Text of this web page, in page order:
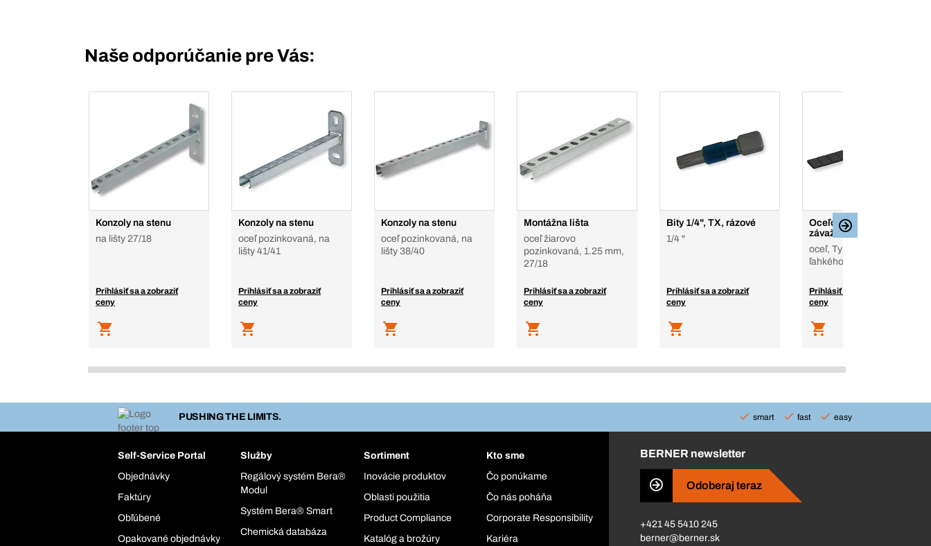
Naše odporúčanie pre Vás:
Konzoly na stenu
na lišty 27/18
Prihlásiť sa a zobraziť
ceny
Konzoly na stenu
oceľ pozinkovaná, na
lišty 41/41
Prihlásiť sa a zobraziť
ceny
Konzoly na stenu
oceľ pozinkovaná, na
lišty 38/40
Prihlásiť sa a zobraziť
ceny
Montážna lišta
oceľ žiarovo
pozinkovaná, 1.25 mm,
27/18
Prihlásiť sa a zobraziť
ceny
Bity 1/4", TX, rázové
1/4 "
Prihlásiť sa a zobraziť
ceny
Oceľové naliepacie
závažia, typ 397B
oceľ, Typ 397B, ráf z
ľahkého kovu, čierne
Prihlásiť sa a zobraziť
ceny
PUSHING THE LIMITS. smart fast easy
Self-Service Portal
Objednávky
Faktúry
Obľúbené
Opakované objednávky
Služby
Regálový systém Bera®
Modul
Systém Bera® Smart
Chemická databáza
Sortiment
Inovácie produktov
Oblasti použitia
Product Compliance
Katalóg a brožúry
Kto sme
Čo ponúkame
Čo nás poháňa
Corporate Responsibility
Kariéra
BERNER newsletter
Odoberaj teraz
+421 45 5410 245
berner@berner.sk